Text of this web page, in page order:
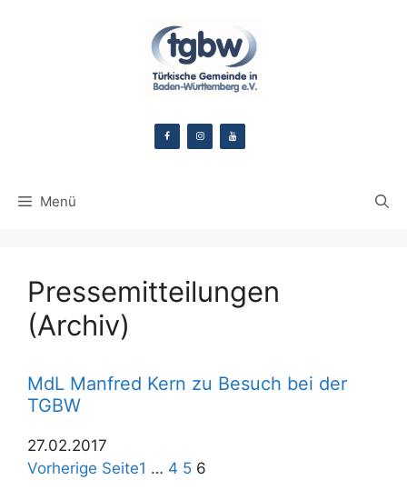
Menü
Pressemitteilungen
(Archiv)
MdL Manfred Kern zu Besuch bei der
TGBW
27.02.2017
Vorherige Seite1 … 4 5 6